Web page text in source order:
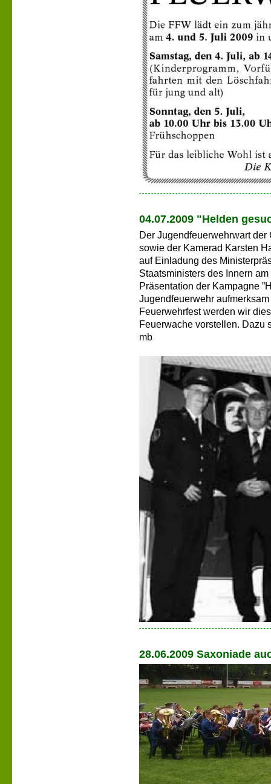
04.07.2009 "Helden
Der Jugendfeuerwehrwart
sowie der Kamerad Karsten
auf Einladung des
Staatsministers des Innern
Präsentation der Kampagne
Jugendfeuerwehr
Feuerwehrfest werden wir
Feuerwache vorstellen. Dazu
mb
28.06.2009 Saxoniade